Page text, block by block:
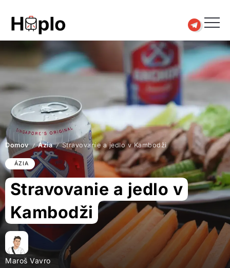
Domov / Ázia / Stravovanie a jedlo v Kambodži
ÁZIA
Stravovanie a jedlo v
Kambodži
Maroš Vavro